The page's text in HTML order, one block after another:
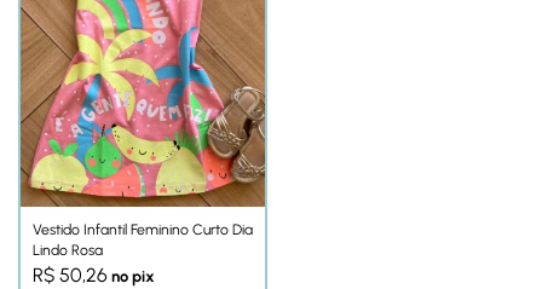
Vestido Infantil Feminino Curto Dia
Lindo Rosa
R$ 50,26 no pix